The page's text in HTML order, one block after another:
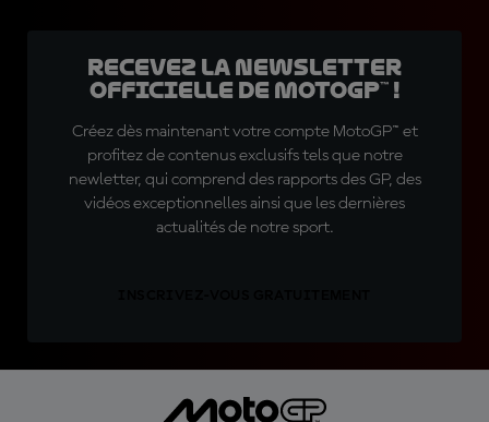
Recevez la Newsletter
officielle de MotoGP™ !
Créez dès maintenant votre compte MotoGP™ et
profitez de contenus exclusifs tels que notre
newletter, qui comprend des rapports des GP, des
vidéos exceptionnelles ainsi que les dernières
actualités de notre sport.